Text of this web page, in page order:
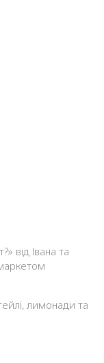
від Івана та
лимонади та